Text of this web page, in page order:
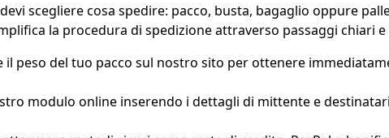
scegliere cosa spedire: pacco, busta, bagaglio oppure
la procedura di spedizione attraverso passaggi chiari
il peso del tuo pacco sul nostro sito per ottenere
modulo online inserendo i dettagli di mittente e